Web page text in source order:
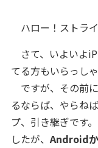
ハロー！ストラ
さて、いよいよ
てる方もいらっし
ですが、その前に
るならば、やらね
プ、引き継ぎです。
したが、Android